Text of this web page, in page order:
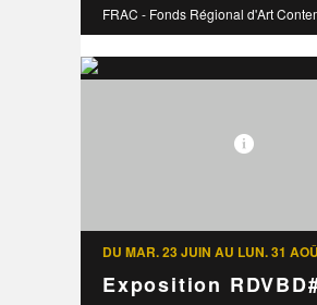
FRAC - Fonds Régional d'Art
DU MAR. 23 JUIN AU LUN. 31
Exposition